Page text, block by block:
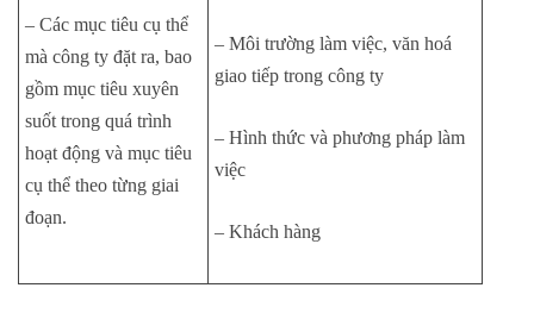
– Các mục tiêu cụ thể
mà công ty đặt ra, bao
gồm mục tiêu xuyên
suốt trong quá trình
hoạt động và mục tiêu
cụ thể theo từng giai
đoạn.
– Môi trường làm việc, văn hoá
giao tiếp trong công ty
– Hình thức và phương pháp làm
việc
– Khách hàng